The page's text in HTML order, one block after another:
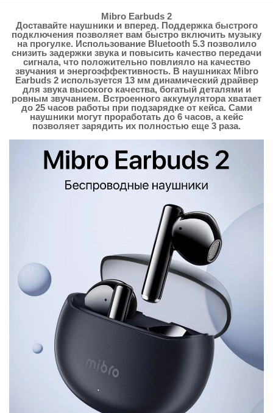
Mibro Earbuds 2
Доставайте наушники и вперед. Поддержка быстрого
подключения позволяет вам быстро включить музыку
на прогулке. Использование Bluetooth 5.3 позволило
снизить задержки звука и повысить качество передачи
сигнала, что положительно повлияло на качество
звучания и энергоэффективность. В наушниках Mibro
Earbuds 2 используется 13 мм динамический драйвер
для звука высокого качества, богатый деталями и
ровным звучанием. Встроенного аккумулятора хватает
до 25 часов работы при подзарядке от кейса. Сами
наушники могут проработать до 6 часов, а кейс
позволяет зарядить их полностью еще 3 раза.